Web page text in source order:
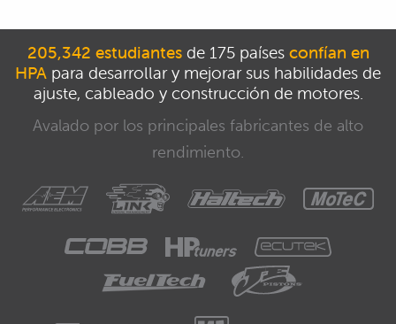
205,342 estudiantesde 175 países confían en
HPA para desarrollar y mejorar sus habilidades de
ajuste, cableado y construcción de motores.
Avalado por los principales fabricantes de alto
rendimiento.